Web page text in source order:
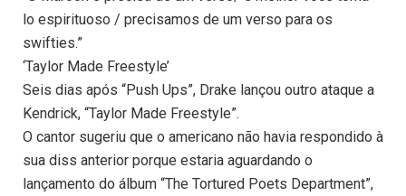
lo espirituoso / precisamos de um verso para os
swifties.”
‘Taylor Made Freestyle’
Seis dias após “Push Ups”, Drake lançou outro ataque a
Kendrick, “Taylor Made Freestyle”.
O cantor sugeriu que o americano não havia respondido à
sua diss anterior porque estaria aguardando o
lançamento do álbum “The Tortured Poets Department”,